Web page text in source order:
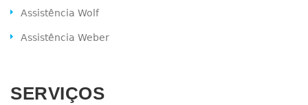
Assistência Wolf
Assistência Weber
SERVIÇOS